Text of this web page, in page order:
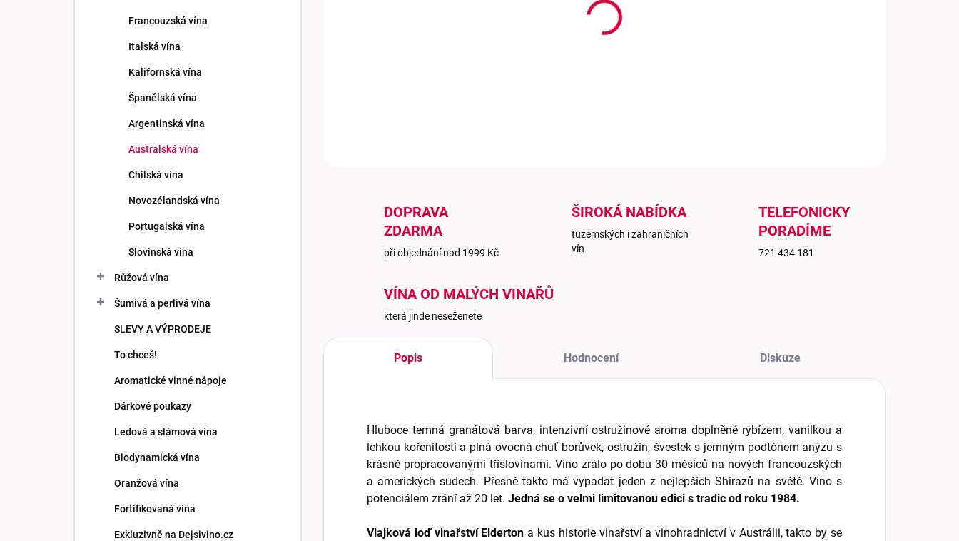
Francouzská vína
Italská vína
Kalifornská vína
Španělská vína
Argentinská vína
Australská vína
Chilská vína
Novozélandská vína
Portugalská vína
Slovinská vína
Růžová vína
Šumivá a perlivá vína
SLEVY A VÝPRODEJE
To chceš!
Aromatické vinné nápoje
Dárkové poukazy
Ledová a slámová vína
Biodynamická vína
Oranžová vína
Fortifikovaná vína
Exkluzivně na Dejsivino.cz
DOPRAVA
ZDARMA
při objednání nad 1999 Kč
ŠIROKÁ NABÍDKA
tuzemských i zahraničních
vín
TELEFONICKY
PORADÍME
721 434 181
VÍNA OD MALÝCH VINAŘŮ
která jinde neseženete
Popis Hodnocení Diskuze
Hluboce temná granátová barva, intenzivní ostružinové aroma doplněné rybízem, vanilkou a
lehkou kořenitostí a plná ovocná chuť borůvek, ostružin, švestek s jemným podtónem anýzu s
krásně propracovanými tříslovinami. Víno zrálo po dobu 30 měsíců na nových francouzských
a amerických sudech. Přesně takto má vypadat jeden z nejlepších Shirazů na světě. Víno s
potenciálem zrání až 20 let. Jedná se o velmi limitovanou edici s tradic od roku 1984.
Vlajková loď vinařství Elderton a kus historie vinařství a vinohradnictví v Austrálii, takto by se